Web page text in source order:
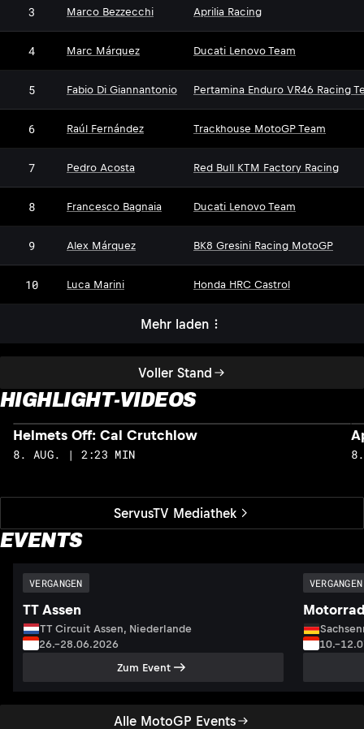
Voller Stand
3 Marco Bezzecchi Aprilia Racing
4 Marc Márquez Ducati Lenovo Team
5 Fabio Di Giannantonio Pertamina Enduro VR46 Racing
6 Raúl Fernández Trackhouse MotoGP Team
7 Pedro Acosta Red Bull KTM Factory Racing
8 Francesco Bagnaia Ducati Lenovo Team
9 Alex Márquez BK8 Gresini Racing MotoGP
10 Luca Marini Honda HRC Castrol
Mehr laden
HIGHLIGHT-VIDEOS
ServusTV Mediathek
Helmets Off: Cal Crutchlow
8. AUG. | 2:23 MIN
EVENTS
Alle MotoGP Events
VERGANGEN
TT Assen
TT Circuit Assen, Niederlande
26.–28.06.2026
Zum Event
VERGANGEN